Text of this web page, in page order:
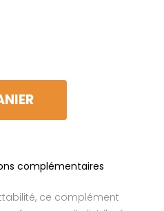
complémentaires
ce complément